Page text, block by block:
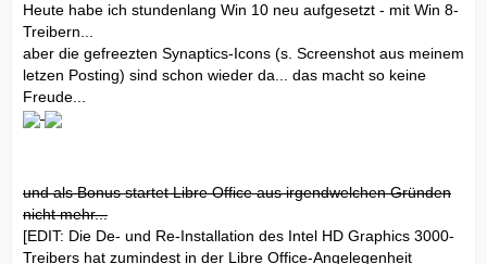
Heute habe ich stundenlang Win 10 neu aufgesetzt - mit Win 8-
Treibern...
aber die gefreezten Synaptics-Icons (s. Screenshot aus meinem
letzen Posting) sind schon wieder da... das macht so keine
Freude...
und als Bonus startet Libre Office aus irgendwelchen Gründen
nicht mehr...
[EDIT: Die De- und Re-Installation des Intel HD Graphics 3000-
Treibers hat zumindest in der Libre Office-Angelegenheit